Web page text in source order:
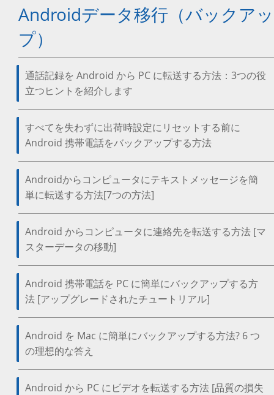
Androidデータ移行（バックアッ
プ）
通話記録を Android から PC に転送する方法：3つの役
立つヒントを紹介します
すべてを失わずに出荷時設定にリセットする前に
Android 携帯電話をバックアップする方法
Androidからコンピュータにテキストメッセージを簡
単に転送する方法[7つの方法]
Android からコンピュータに連絡先を転送する方法 [マ
スターデータの移動]
Android 携帯電話を PC に簡単にバックアップする方
法 [アップグレードされたチュートリアル]
Android を Mac に簡単にバックアップする方法? 6 つ
の理想的な答え
Android から PC にビデオを転送する方法 [品質の損失